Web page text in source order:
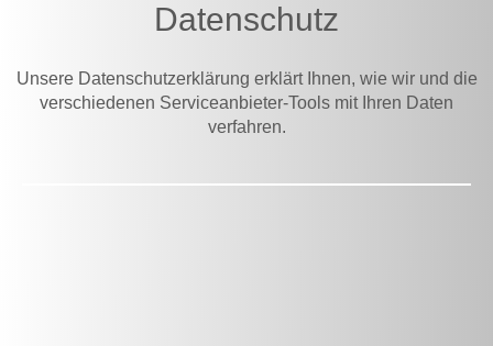
Datenschutz
Unsere Datenschutzerklärung erklärt Ihnen, wie wir und die
verschiedenen Serviceanbieter-Tools mit Ihren Daten
verfahren.